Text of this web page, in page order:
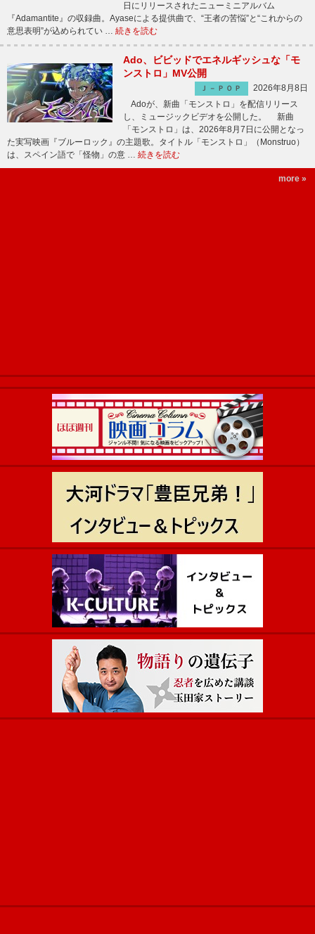
日にリリースされたニューミニアルバム
『Adamantite』の収録曲。Ayaseによる提供曲で、“王者の苦悩”と“これからの
意思表明”が込められてい … 続きを読む
Ado、ビビッドでエネルギッシュな「モ
ンストロ」MV公開
Ｊ－ＰＯＰ
2026年8月8日
Adoが、新曲「モンストロ」を配信リリース
し、ミュージックビデオを公開した。 新曲
「モンストロ」は、2026年8月7日に公開となっ
た実写映画『ブルーロック』の主題歌。タイトル「モンストロ」（Monstruo）
は、スペイン語で「怪物」の意 … 続きを読む
more »